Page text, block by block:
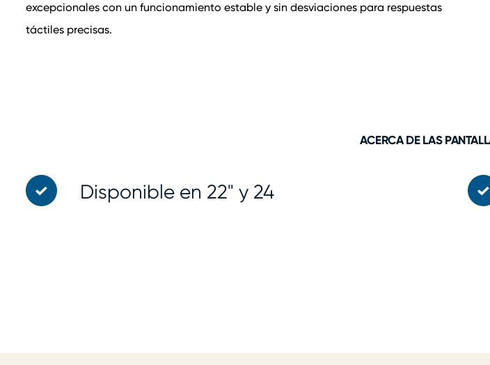
excepcionales con un funcionamiento estable y sin desviaciones para respuestas
táctiles precisas.
ACERCA DE LAS
Disponible en 22" y 24